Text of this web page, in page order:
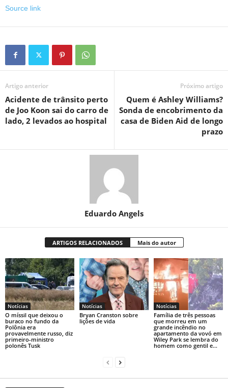
Source link
Artigo anterior
Acidente de trânsito perto
de Joo Koon sai do carro de
lado, 2 levados ao hospital
Próximo artigo
Quem é Ashley Williams?
Sonda de encobrimento da
casa de Biden Aid de longo
prazo
Eduardo Angels
ARTIGOS RELACIONADOS Mais do autor
Notícias
O míssil que deixou o
buraco no fundo da
Polônia era
provavelmente russo, diz
primeiro-ministro
polonês Tusk
Notícias
Bryan Cranston sobre
lições de vida
Notícias
Família de três pessoas
que morreu em um
grande incêndio no
apartamento da vovó em
Wiley Park se lembra do
homem como gentil e...